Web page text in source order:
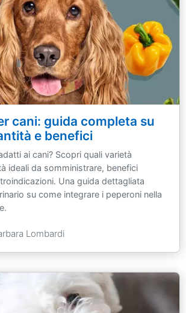
cani: guida completa su
e benefici
ai cani? Scopri quali varietà
ideali da somministrare, benefici
Una guida dettagliata
su come integrare i peperoni nella
Lombardi